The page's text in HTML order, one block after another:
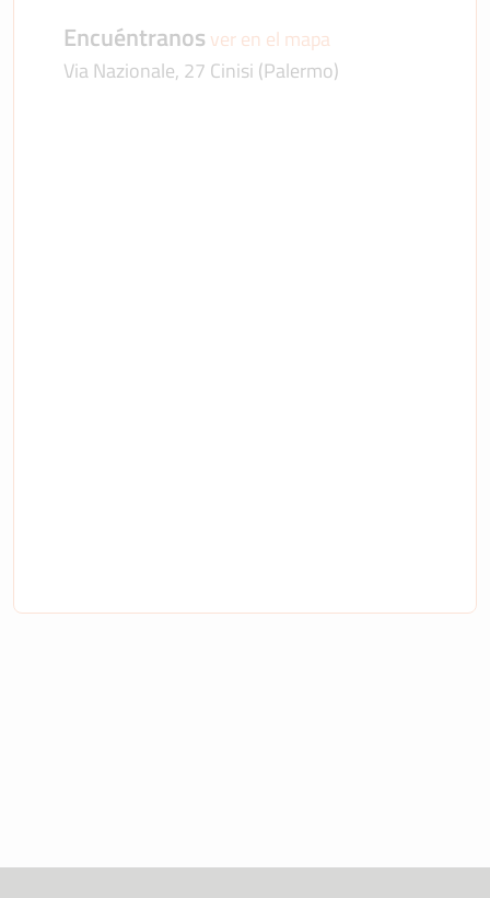
Encuéntranos ver en el mapa
Via Nazionale, 27 Cinisi (Palermo)